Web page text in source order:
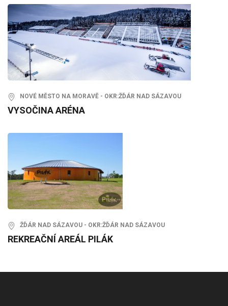
NOVÉ MĚSTO NA MORAVĚ - OKR:ŽĎÁR NAD SÁZAVOU
VYSOČINA ARÉNA
ŽĎÁR NAD SÁZAVOU - OKR:ŽĎÁR NAD SÁZAVOU
REKREAČNÍ AREÁL PILÁK